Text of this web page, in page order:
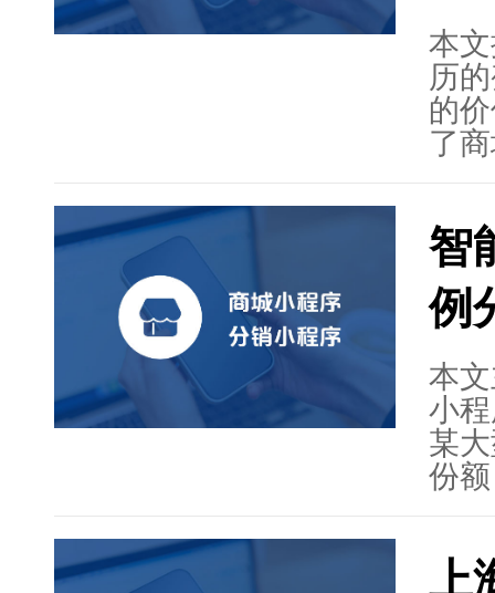
网
本
历
的
了
领
括
化
演
服
共
智
例
本
小
某
份
面
上